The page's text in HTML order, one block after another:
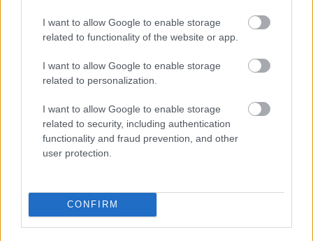
I want to allow Google to enable storage
related to functionality of the website or app.
I want to allow Google to enable storage
related to personalization.
I want to allow Google to enable storage
related to security, including authentication
functionality and fraud prevention, and other
user protection.
CONFIRM
társulat vezetője, Mário Radačovskýnem fordult
Sylvia Hroncová igazgatónő ellen, akinek a vezetési…